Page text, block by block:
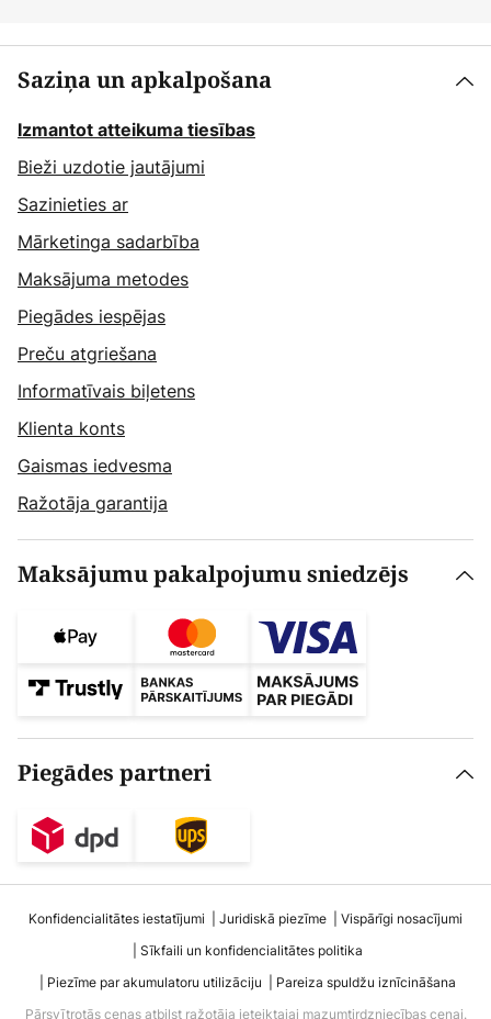
Saziņa un apkalpošana
Izmantot atteikuma tiesības
Bieži uzdotie jautājumi
Sazinieties ar
Mārketinga sadarbība
Maksājuma metodes
Piegādes iespējas
Preču atgriešana
Informatīvais biļetens
Klienta konts
Gaismas iedvesma
Ražotāja garantija
Maksājumu pakalpojumu sniedzējs
Piegādes partneri
Konfidencialitātes iestatījumi Juridiskā piezīme
Vispārīgi nosacījumi
Sīkfaili un konfidencialitātes politika
Piezīme par akumulatoru utilizāciju
Pareiza spuldžu iznīcināšana
Pārsvītrotās cenas atbilst ražotāja ieteiktajai mazumtirdzniecības cenai.